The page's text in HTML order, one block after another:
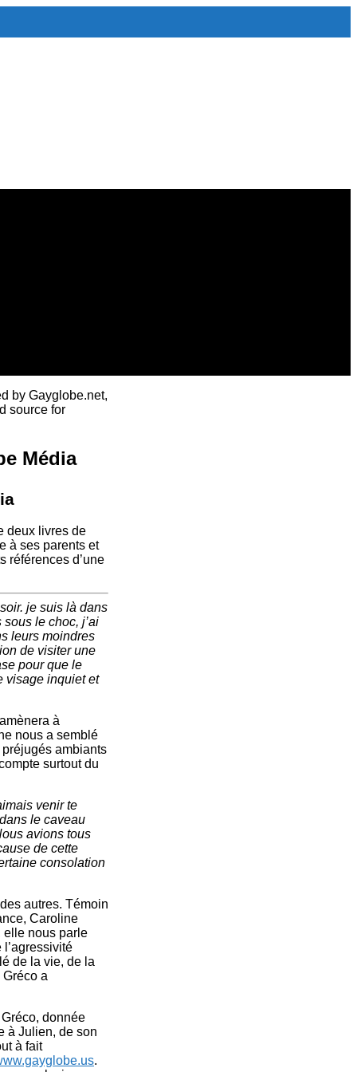
by Gayglobe.net,
source for
Média
deux livres de
à ses parents et
références d’une
je suis là dans
le choc, j’ai
leurs moindres
de visiter une
pour que le
visage inquiet et
à
nous a semblé
ambiants
surtout du
venir te
le caveau
avions tous
de cette
consolation
autres. Témoin
Caroline
elle nous parle
de la vie, de la
a
donnée
à Julien, de son
à fait
.